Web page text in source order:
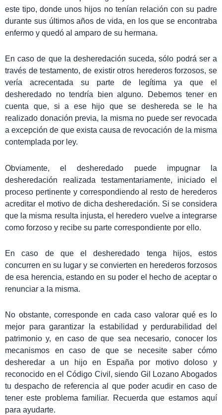
este tipo, donde unos hijos no tenían relación con su padre
durante sus últimos años de vida, en los que se encontraba
enfermo y quedó al amparo de su hermana.
En caso de que la desheredación suceda, sólo podrá ser a
través de testamento, de existir otros herederos forzosos, se
vería acrecentada su parte de legítima ya que el
desheredado no tendría bien alguno. Debemos tener en
cuenta que, si a ese hijo que se deshereda se le ha
realizado donación previa, la misma no puede ser revocada
a excepción de que exista causa de revocación de la misma
contemplada por ley.
Obviamente, el desheredado puede impugnar la
desheredación realizada testamentariamente, iniciado el
proceso pertinente y correspondiendo al resto de herederos
acreditar el motivo de dicha desheredación. Si se considera
que la misma resulta injusta, el heredero vuelve a integrarse
como forzoso y recibe su parte correspondiente por ello.
En caso de que el desheredado tenga hijos, estos
concurren en su lugar y se convierten en herederos forzosos
de esa herencia, estando en su poder el hecho de aceptar o
renunciar a la misma.
No obstante, corresponde en cada caso valorar qué es lo
mejor para garantizar la estabilidad y perdurabilidad del
patrimonio y, en caso de que sea necesario, conocer los
mecanismos en caso de que se necesite saber cómo
desheredar a un hijo en España por motivo doloso y
reconocido en el Código Civil, siendo Gil Lozano Abogados
tu despacho de referencia al que poder acudir en caso de
tener este problema familiar. Recuerda que estamos aquí
para ayudarte.